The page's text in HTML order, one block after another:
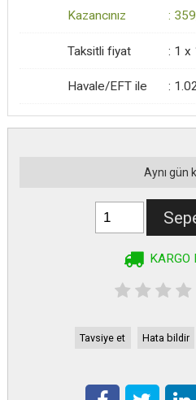
Kazancınız : 359
Taksitli fiyat : 1 x
Havale/EFT ile :
Aynı gün
KARGO
Tavsiye et Hata bildir